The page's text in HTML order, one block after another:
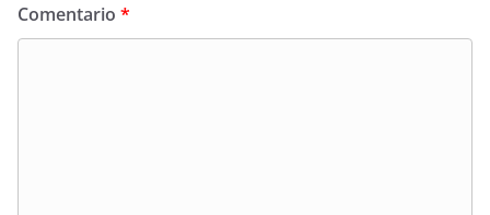
Comentario *